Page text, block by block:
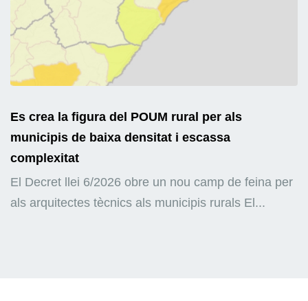
Es crea la figura del POUM rural per als
municipis de baixa densitat i escassa
complexitat
El Decret llei 6/2026 obre un nou camp de feina per
als arquitectes tècnics als municipis rurals El...